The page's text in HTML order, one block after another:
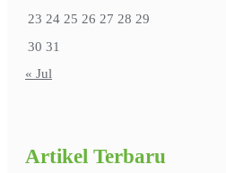
23 24 25 26 27 28 29
30 31
« Jul
Artikel Terbaru